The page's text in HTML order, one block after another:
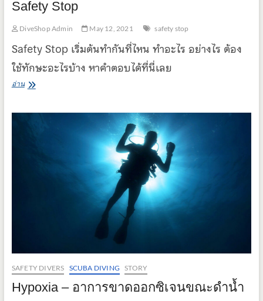
Safety Stop
DiveShop Admin May 12, 2021 safety stop
Safety Stop เริ่มต้นทำกันที่ไหน ทำอะไร อย่างไร ต้อง
ใช้ทักษะอะไรบ้าง หาคำตอบได้ที่นี่เลย
อ่านSafety
SAFETY DIVERS SCUBA DIVING STORY
Hypoxia – อาการขาดออกซิเจนขณะดำน้ำ